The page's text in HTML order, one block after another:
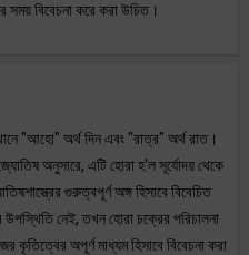
সময় বিবেচনা করে করা উচিত।
"আহো" অর্থ দিন এবং "রাত্র" অর্থ রাত।
অনুসারে, এটি হোরা হ'ল সূর্যোদয় থেকে
গুরুত্বপূর্ণ অঙ্গ হিসাবে বিবেচিত
উপস্থিতি নেই, তখন হোরা চক্রের পরিচালনা
কৃতিত্বের অপূর্ণ মাধ্যম হিসাবে বিবেচনা করা